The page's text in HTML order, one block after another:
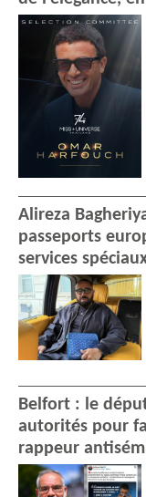
Alireza
passeports
services
Belfort : le
autorités pour
rappeur